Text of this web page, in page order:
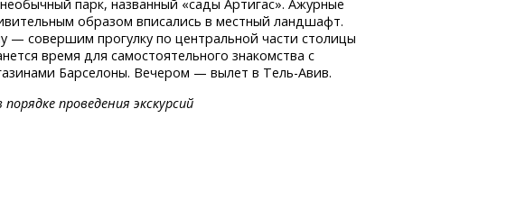
необычный парк, названный «сады Артигас». Ажурные
образом вписались в местный ландшафт.
— совершим прогулку по центральной части столицы
время для самостоятельного знакомства с
Барселоны. Вечером — вылет в Тель-Авив.
проведения экскурсий